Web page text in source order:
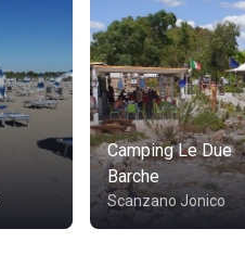
Camping Le Due
Barche
Scanzano Jonico